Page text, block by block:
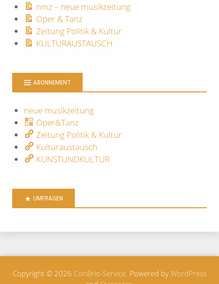
nmz – neue musikzeitung
Oper & Tanz
Zeitung Politik & Kultur
KULTURAUSTAUSCH
ABONNEMENT
neue musikzeitung
Oper&Tanz
Zeitung Politik & Kultur
Kulturaustausch
KUNSTUNDKULTUR
UMFRAGEN
Copyright © 2026 ConBrio-Service. Powered by WordPress